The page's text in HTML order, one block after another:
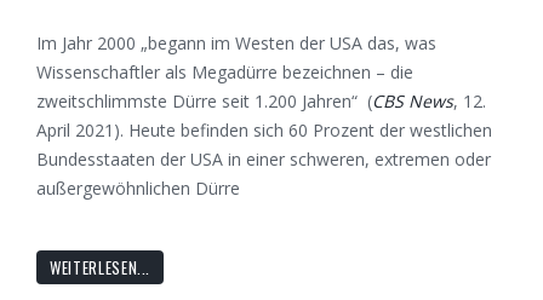
Im Jahr 2000 „begann im Westen der USA das, was
Wissenschaftler als Megadürre bezeichnen – die
zweitschlimmste Dürre seit 1.200 Jahren“ (CBS News, 12.
April 2021). Heute befinden sich 60 Prozent der westlichen
Bundesstaaten der USA in einer schweren, extremen oder
außergewöhnlichen Dürre
WEITERLESEN...